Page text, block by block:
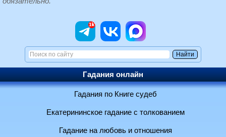
Гадания онлайн
Гадания по Книге судеб
Екатерининское гадание с толкованием
Гадание на любовь и отношения